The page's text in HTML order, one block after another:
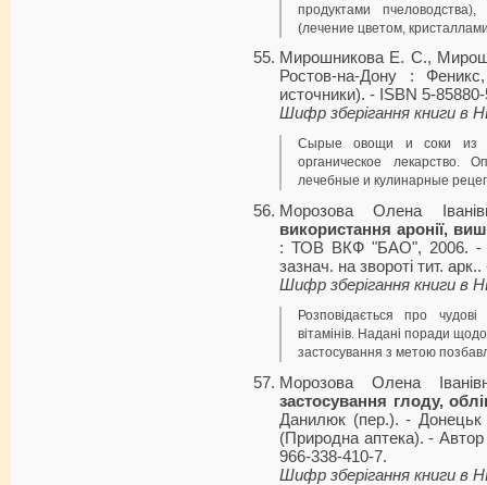
продуктами
(лечение цветом,
Мирошникова Е. С.,
Ростов-на-Дону :
источники). - ISBN 5-
Шифр зберігання книги в
Сырые овощи и соки из
органическое
лечебные и кулинарные
Морозова Олена
використання аронії,
: ТОВ ВКФ "БАО", 2006. -
зазнач. на звороті тит.
Шифр зберігання книги в
Розповідається про
вітамінів. Надані поради
застосування з метою
Морозова Олена
застосування глоду,
Данилюк (пер.). -
(Природна аптека). - Автор
966-338-410-7.
Шифр зберігання книги в